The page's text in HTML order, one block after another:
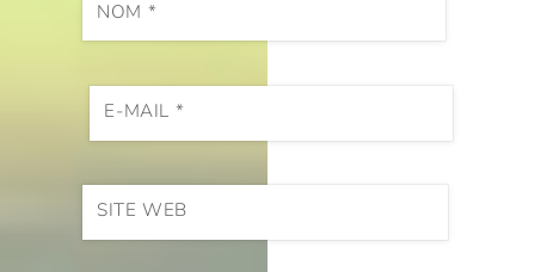
NOM *
E-MAIL *
SITE WEB